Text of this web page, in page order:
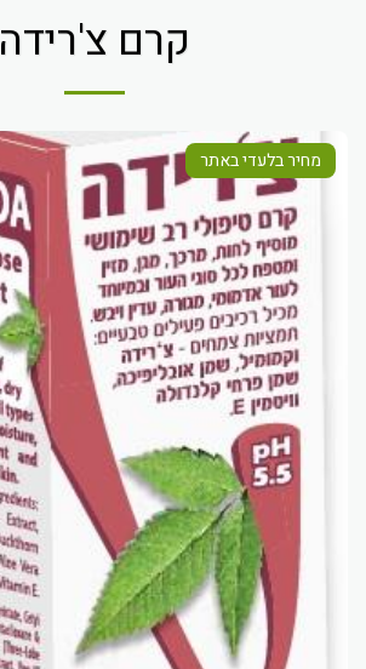
קרם צ'רידה
מחיר בלעדי באתר